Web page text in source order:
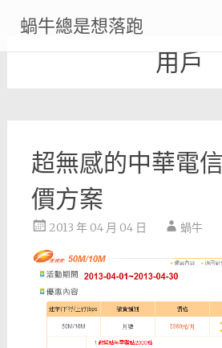
content
蝸牛總是想落跑
用戶
超無感的中華電
價方案
2013 年 04 月 04 日 蝸牛